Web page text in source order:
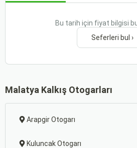
Bu tarih için fiyat bilgisi
Seferleri bul ›
Malatya Kalkış Otogarları
Arapgir Otogarı
Kuluncak Otogarı